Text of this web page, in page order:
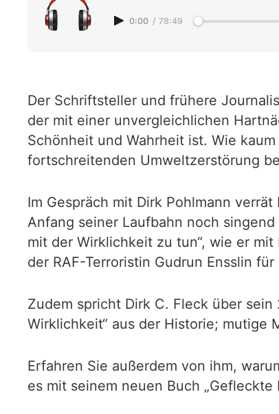
0:00 / 78:49
Der Schriftsteller und frühere
der mit einer unvergleichlichen
Schönheit und Wahrheit ist. Wie
fortschreitenden Umweltzerstörung
Im Gespräch mit Dirk Pohlmann
Anfang seiner Laufbahn noch
mit der Wirklichkeit zu tun“, wie er
der RAF-Terroristin Gudrun Ensslin
Zudem spricht Dirk C. Fleck über sein
Wirklichkeit“ aus der Historie; mutige
Erfahren Sie außerdem von ihm,
es mit seinem neuen Buch